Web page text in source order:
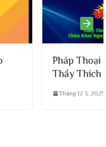
Nhất Ngày 11.5.2023 –
Thịnh